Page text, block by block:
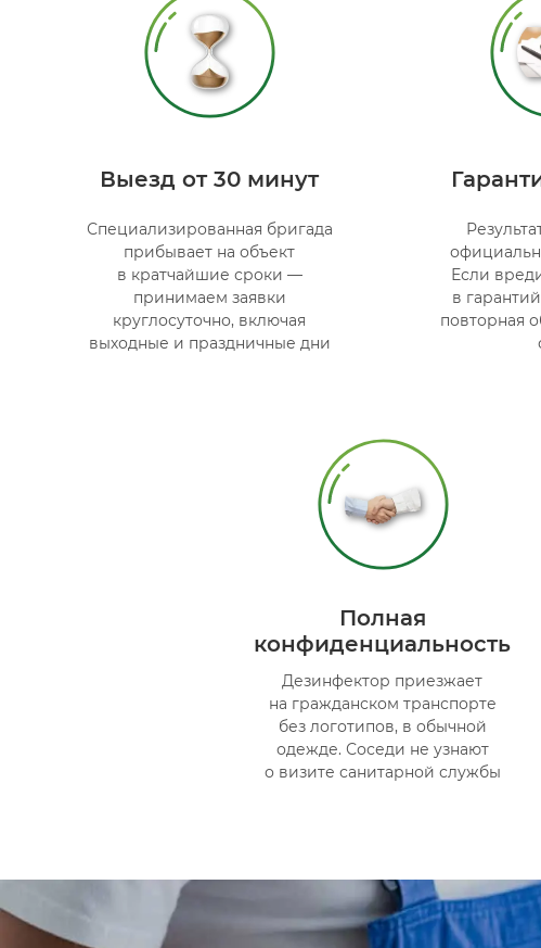
Выезд от 30 минут
Специализированная бригада
прибывает на объект
в кратчайшие сроки —
принимаем заявки
круглосуточно, включая
выходные и праздничные дни
Если
в
повторная
Полная
конфиденциальность
Дезинфектор приезжает
на гражданском транспорте
без логотипов, в обычной
одежде. Соседи не узнают
о визите санитарной службы